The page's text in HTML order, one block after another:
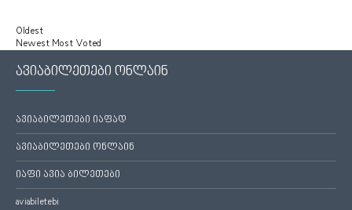
Oldest
Newest Most Voted
ავიაბილეთები ონლაინ
ავიაბილეთები იაფად
ავიაბილეთები ონლაინ
იაფი ავია ბილეთები
aviabiletebi